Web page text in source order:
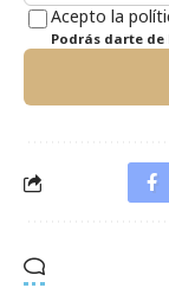
Acepto la
Podrás darte